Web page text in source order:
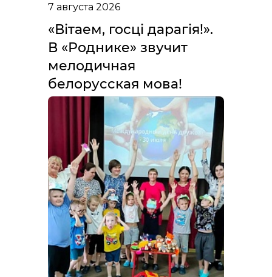
7 августа 2026
«Вітаем, госці дарагія!».
В «Роднике» звучит
мелодичная
белорусская мова!